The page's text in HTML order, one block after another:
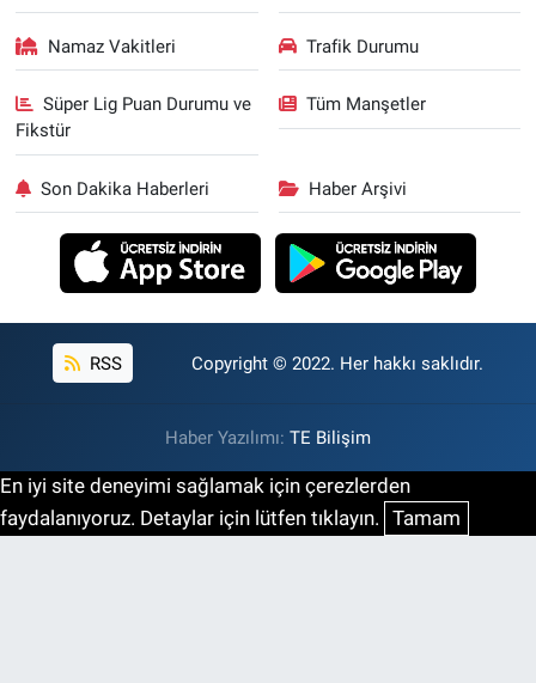
Namaz Vakitleri Trafik Durumu
Süper Lig Puan Durumu ve
Fikstür
Tüm Manşetler
Son Dakika Haberleri Haber Arşivi
RSS Copyright © 2022. Her hakkı saklıdır.
Haber Yazılımı: TE Bilişim
En iyi site deneyimi sağlamak için çerezlerden
faydalanıyoruz. Detaylar için lütfen tıklayın. Tamam